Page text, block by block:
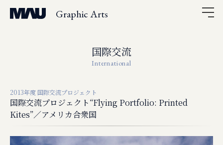
Graphic Arts
国際交流
International
2013年度 国際交流プロジェクト
国際交流プロジェクト“Flying Portfolio: Printed
Kites”／アメリカ合衆国